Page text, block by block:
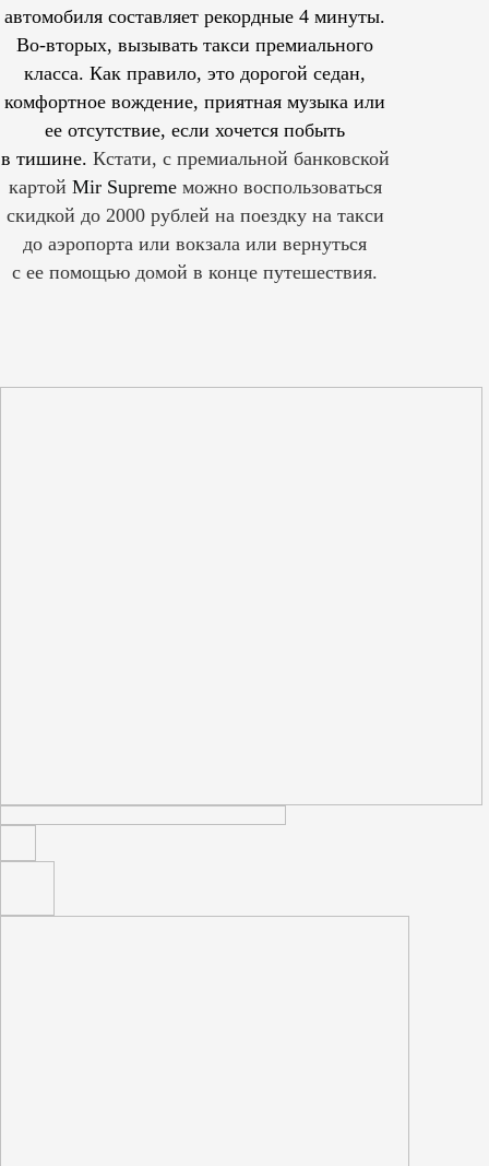
автомобиля составляет рекордные 4 минуты.
Во-вторых, вызывать такси премиального
класса. Как правило, это дорогой седан,
комфортное вождение, приятная музыка или
ее отсутствие, если хочется побыть
в тишине. Кстати, с премиальной банковской
картой Mir Supreme можно воспользоваться
скидкой до 2000 рублей на поездку на такси
до аэропорта или вокзала или вернуться
с ее помощью домой в конце путешествия.